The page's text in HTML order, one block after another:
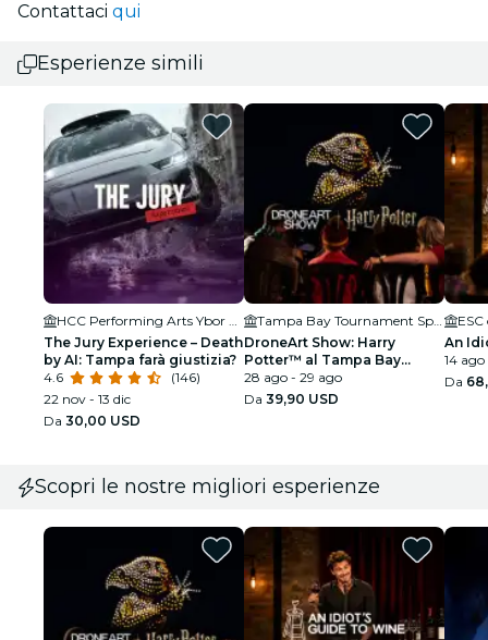
Contattaci qui
Esperienze simili
HCC Performing Arts Ybor City
The Jury Experience – Death
by AI: Tampa farà giustizia?
4.6
(146)
22 nov - 13 dic
Da 30,00 USD
Tampa Bay Tournament Sportsplex
DroneArt Show: Harry
Potter™ al Tampa Bay
Tournament Sportsplex
28 ago - 29 ago
Da 39,90 USD
An
14
Da
Scopri le nostre migliori esperienze